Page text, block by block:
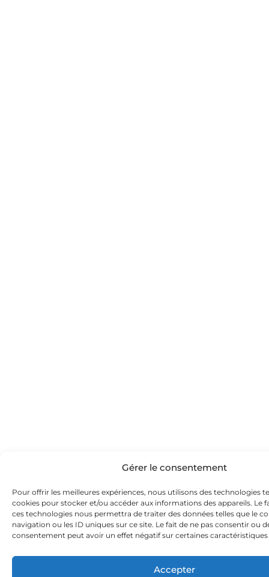
Gérer le consentement
Pour offrir les meilleures expériences, nous utilisons des technologies
cookies pour stocker et/ou accéder aux informations des appareils. Le
ces technologies nous permettra de traiter des données telles que le
navigation ou les ID uniques sur ce site. Le fait de ne pas consentir ou
consentement peut avoir un effet négatif sur certaines
Accepter